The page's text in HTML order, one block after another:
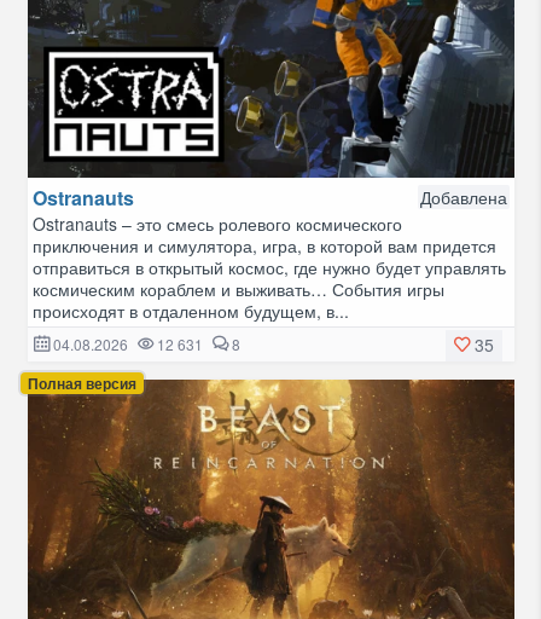
Ostranauts
Добавлена
Ostranauts – это смесь ролевого космического
приключения и симулятора, игра, в которой вам придется
отправиться в открытый космос, где нужно будет управлять
космическим кораблем и выживать… События игры
происходят в отдаленном будущем, в...
35
04.08.2026 12 631 8
Полная версия